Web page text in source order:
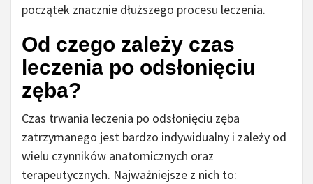
początek znacznie dłuższego procesu leczenia.
Od czego zależy czas
leczenia po odsłonięciu
zęba?
Czas trwania leczenia po odsłonięciu zęba
zatrzymanego jest bardzo indywidualny i zależy od
wielu czynników anatomicznych oraz
terapeutycznych. Najważniejsze z nich to: